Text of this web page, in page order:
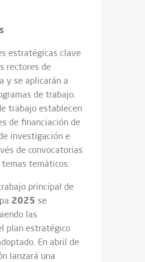
estratégicas clave
rectores de
y se aplicarán a
de trabajo.
trabajo establecen
de financiación de
investigación e
de convocatorias
temáticos.
principal de
2025 se
las
plan estratégico
En abril de
lanzará una